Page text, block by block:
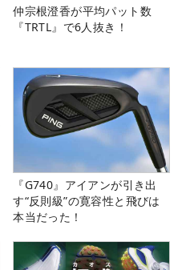
仲宗根澄香が平均パット数
『TRTL』で6人抜き！
『G740』アイアンが引き出
す“反則級”の寛容性と飛びは
本当だった！